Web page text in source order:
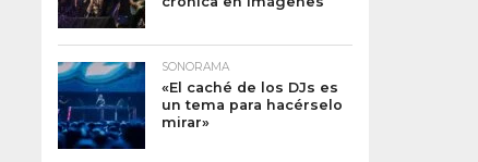
SONORAMA
«El caché de los DJs es
un tema para hacérselo
mirar»